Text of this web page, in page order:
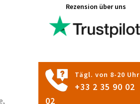
Rezension über uns
Tägl. von 8-20 Uhr
+33 2 35 90 02
02